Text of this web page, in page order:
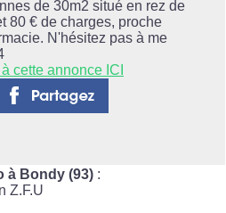
de 30m2 situé en rez de
80 € de charges, proche
N'hésitez pas à me
cette annonce ICI
à Bondy (93) :
Z.F.U